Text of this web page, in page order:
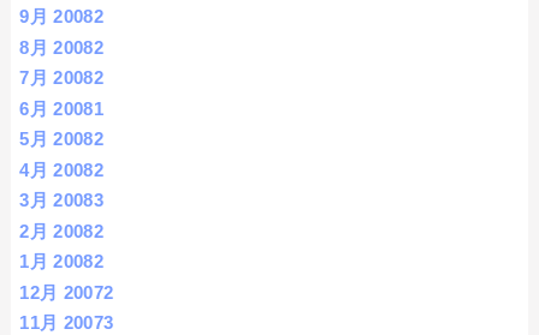
9月 20082
8月 20082
7月 20082
6月 20081
5月 20082
4月 20082
3月 20083
2月 20082
1月 20082
12月 20072
11月 20073